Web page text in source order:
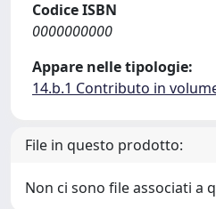
Codice ISBN
0000000000
Appare nelle tipologie:
14.b.1 Contributo in
File in questo prodotto:
Non ci sono file associati a